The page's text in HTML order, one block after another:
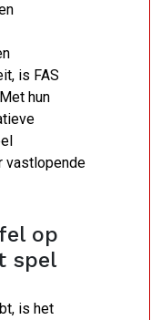
is FAS
hun
vastlopende
op
spel
is het